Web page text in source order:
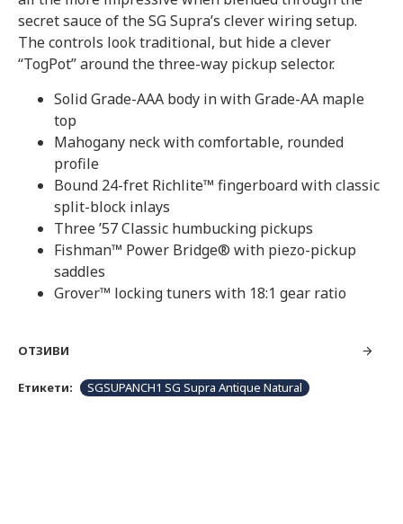
secret sauce of the SG Supra’s clever wiring setup.
The controls look traditional, but hide a clever
“TogPot” around the three-way pickup selector.
Solid Grade-AAA body in with Grade-AA maple
top
Mahogany neck with comfortable, rounded
profile
Bound 24-fret Richlite™ fingerboard with classic
split-block inlays
Three ’57 Classic humbucking pickups
Fishman™ Power Bridge® with piezo-pickup
saddles
Grover™ locking tuners with 18:1 gear ratio
ОТЗИВИ
Етикети: SGSUPANCH1 SG Supra Antique Natural